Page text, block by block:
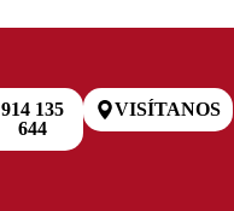
914 135
644
VISÍTANOS